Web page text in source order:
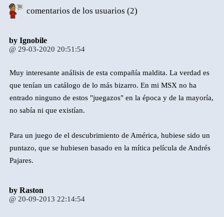
comentarios de los usuarios (2)
byIgnobile
@ 29-03-2020 20:51:54
Muy interesante análisis de esta compañía maldita. La verdad es
que tenían un catálogo de lo más bizarro. En mi MSX no ha
entrado ninguno de estos "juegazos" en la época y de la mayoría,
no sabía ni que existían.
Para un juego de el descubrimiento de América, hubiese sido un
puntazo, que se hubiesen basado en la mítica película de Andrés
Pajares.
byRaston
@ 20-09-2013 22:14:54